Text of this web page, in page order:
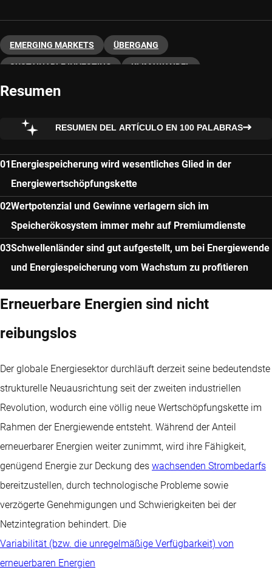
EMERGING MARKETS ÜBERGANG
SUSTAINABLE INVESTING KLIMAWANDEL
Resumen
RESUMEN DEL ARTÍCULO EN 100 PALABRAS
Energiespeicherung wird wesentliches Glied in der
Energiewertschöpfungskette
Wertpotenzial und Gewinne verlagern sich im
Speicherökosystem immer mehr auf Premiumdienste
Schwellenländer sind gut aufgestellt, um bei Energiewende
und Energiespeicherung vom Wachstum zu profitieren
Erneuerbare Energien sind nicht
reibungslos
Der globale Energiesektor durchläuft derzeit seine bedeutendste
strukturelle Neuausrichtung seit der zweiten industriellen
Revolution, wodurch eine völlig neue Wertschöpfungskette im
Rahmen der Energiewende entsteht. Während der Anteil
erneuerbarer Energien weiter zunimmt, wird ihre Fähigkeit,
genügend Energie zur Deckung des wachsenden Strombedarfs
bereitzustellen, durch technologische Probleme sowie
verzögerte Genehmigungen und Schwierigkeiten bei der
Netzintegration behindert. Die
Variabilität (bzw. die unregelmäßige Verfügbarkeit) von
erneuerbaren Energien